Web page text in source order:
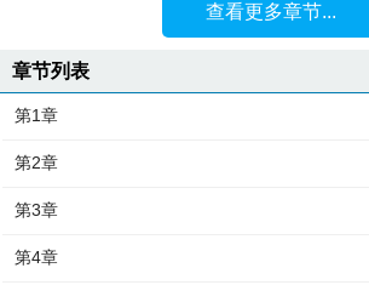
查看更多章节...
章节列表
第1章
第2章
第3章
第4章